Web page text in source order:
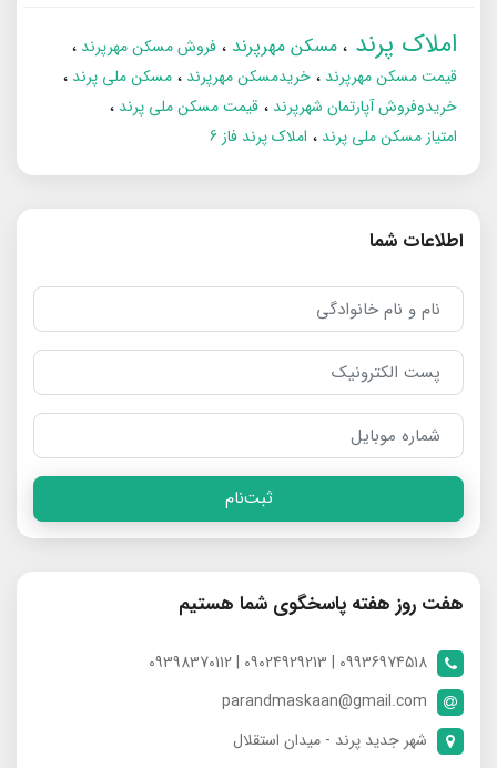
املاک پرند مسکن مهرپرند
فروش مسکن مهرپرند
قیمت مسکن مهرپرند
خریدمسکن مهرپرند
مسکن ملی پرند
خریدوفروش آپارتمان شهرپرند
قیمت مسکن ملی پرند
امتیاز مسکن ملی پرند
املاک پرند فاز 6
اطلاعات شما
ثبت‌نام
هفت روز هفته پاسخگوی شما هستیم
09936974518 | 09024929213 | 09398370112
parandmaskaan@gmail.com
شهر جدید پرند - میدان استقلال